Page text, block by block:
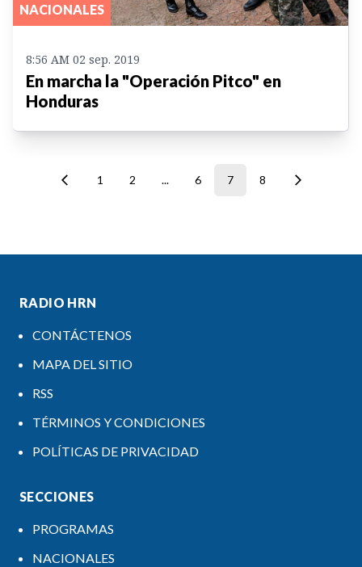
NACIONALES
8:56 AM 02 sep. 2019
En marcha la "Operación Pitco" en
Honduras
1 2 ... 6 7 8
RADIO HRN
CONTÁCTENOS
MAPA DEL SITIO
RSS
TÉRMINOS Y CONDICIONES
POLÍTICAS DE PRIVACIDAD
SECCIONES
PROGRAMAS
NACIONALES